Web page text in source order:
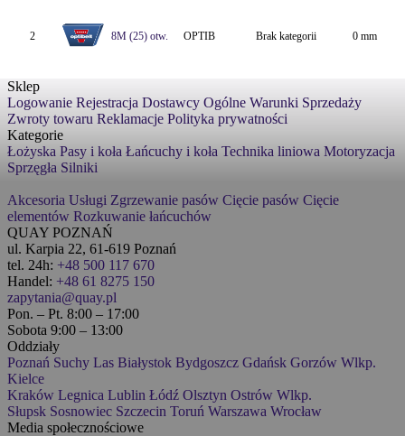
2 8M (25) otw. OPTIB Brak kategorii 0 mm
Sklep
Logowanie Rejestracja Dostawcy Ogólne Warunki Sprzedaży
Zwroty towaru Reklamacje Polityka prywatności
Kategorie
Łożyska Pasy i koła Łańcuchy i koła Technika liniowa Motoryzacja
Sprzęgła Silniki
Akcesoria Usługi Zgrzewanie pasów Cięcie pasów Cięcie
elementów Rozkuwanie łańcuchów
QUAY POZNAŃ
ul. Karpia 22, 61-619 Poznań
tel. 24h: +48 500 117 670
Handel: +48 61 8275 150
zapytania@quay.pl
Pon. – Pt. 8:00 – 17:00
Sobota 9:00 – 13:00
Oddziały
Poznań Suchy Las Białystok Bydgoszcz Gdańsk Gorzów Wlkp.
Kielce
Kraków Legnica Lublin Łódź Olsztyn Ostrów Wlkp.
Słupsk Sosnowiec Szczecin Toruń Warszawa Wrocław
Media społecznościowe